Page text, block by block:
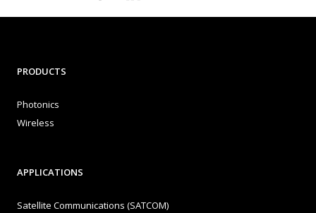
PRODUCTS
Photonics
Wireless
APPLICATIONS
Satellite Communications (SATCOM)